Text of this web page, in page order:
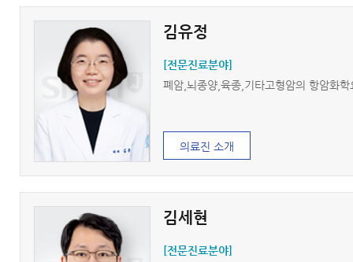
김유정
[전문진료분야]
폐암,뇌종양,육종,기타고형암의 항암화
의료진 소개
김세현
[전문진료분야]